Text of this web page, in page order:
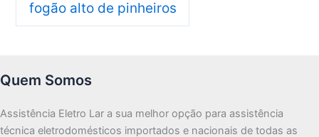
fogão alto de pinheiros
Quem Somos
Assistência Eletro Lar a sua melhor opção para assistência
técnica eletrodomésticos importados e nacionais de todas as